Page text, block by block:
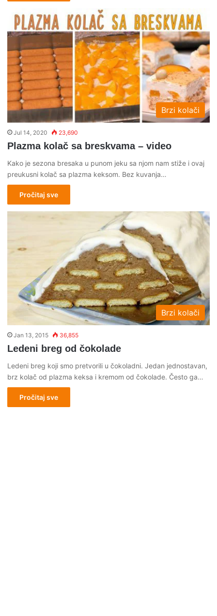
Brzi kolači
Jul 14, 2020 23,690
Plazma kolač sa breskvama – video
Kako je sezona bresaka u punom jeku sa njom nam stiže i ovaj
preukusni kolač sa plazma keksom. Bez kuvanja…
Pročitaj sve
Brzi kolači
Jan 13, 2015 36,855
Ledeni breg od čokolade
Ledeni breg koji smo pretvorili u čokoladni. Jedan jednostavan,
brz kolač od plazma keksa i kremom od čokolade. Često ga…
Pročitaj sve